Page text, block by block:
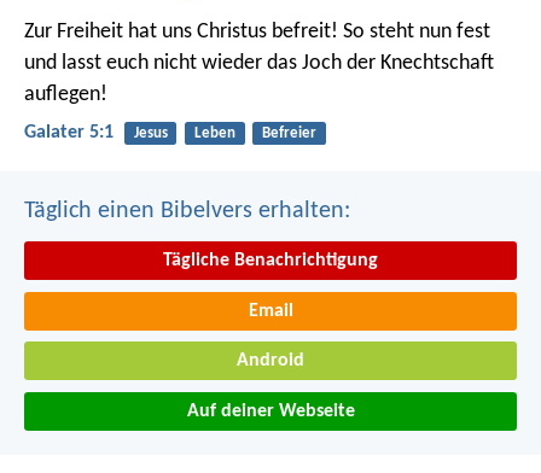
Zur Freiheit hat uns Christus befreit! So steht nun fest
und lasst euch nicht wieder das Joch der Knechtschaft
auflegen!
Galater 5:1 Jesus Leben Befreier
Täglich einen Bibelvers erhalten:
Tägliche Benachrichtigung
Email
Android
Auf deiner Webseite